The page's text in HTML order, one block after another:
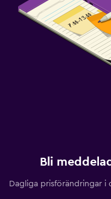
Bli
Dagliga prisförändringar i